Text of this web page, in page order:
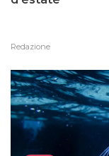
Redazione